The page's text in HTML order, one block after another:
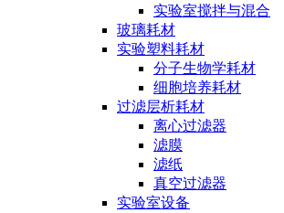
实验室搅拌与混合
玻璃耗材
实验塑料耗材
分子生物学耗材
细胞培养耗材
过滤层析耗材
离心过滤器
滤膜
滤纸
真空过滤器
实验室设备